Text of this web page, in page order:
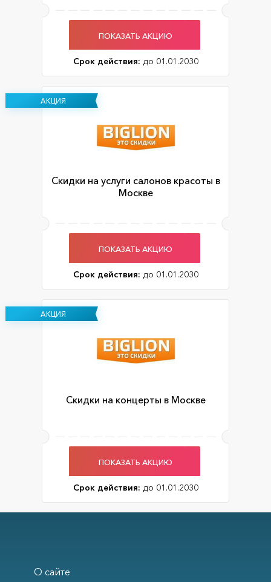
ПОКАЗАТЬ АКЦИЮ
Срок действия: до 01.01.2030
АКЦИЯ
Скидки на услуги салонов красоты в
Москве
ПОКАЗАТЬ АКЦИЮ
Срок действия: до 01.01.2030
АКЦИЯ
Скидки на концерты в Москве
ПОКАЗАТЬ АКЦИЮ
Срок действия: до 01.01.2030
О сайте